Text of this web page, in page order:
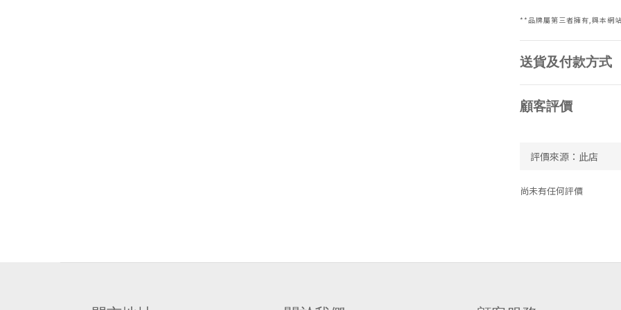
**品牌屬第三者擁有,與本網
送貨及付款方式
顧客評價
尚未有任何評價